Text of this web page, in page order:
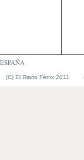
ESPAÑA
(C) El Diario Fénix 2011